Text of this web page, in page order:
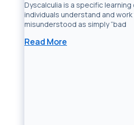
Dyscalculia is a specific
individuals understand and
misunderstood as simply “bad
Read More